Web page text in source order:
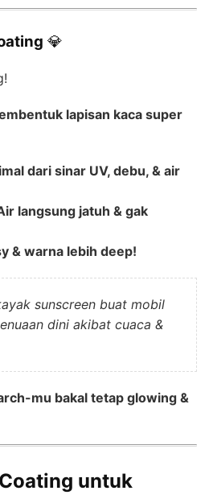
💎
lapisan kaca super
dari sinar UV, debu, & air
langsung jatuh & gak
& warna lebih deep!
sunscreen buat mobil
dini akibat cuaca &
mu bakal tetap glowing &
untuk